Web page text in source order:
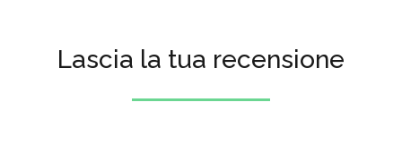
Lascia la tua recensione